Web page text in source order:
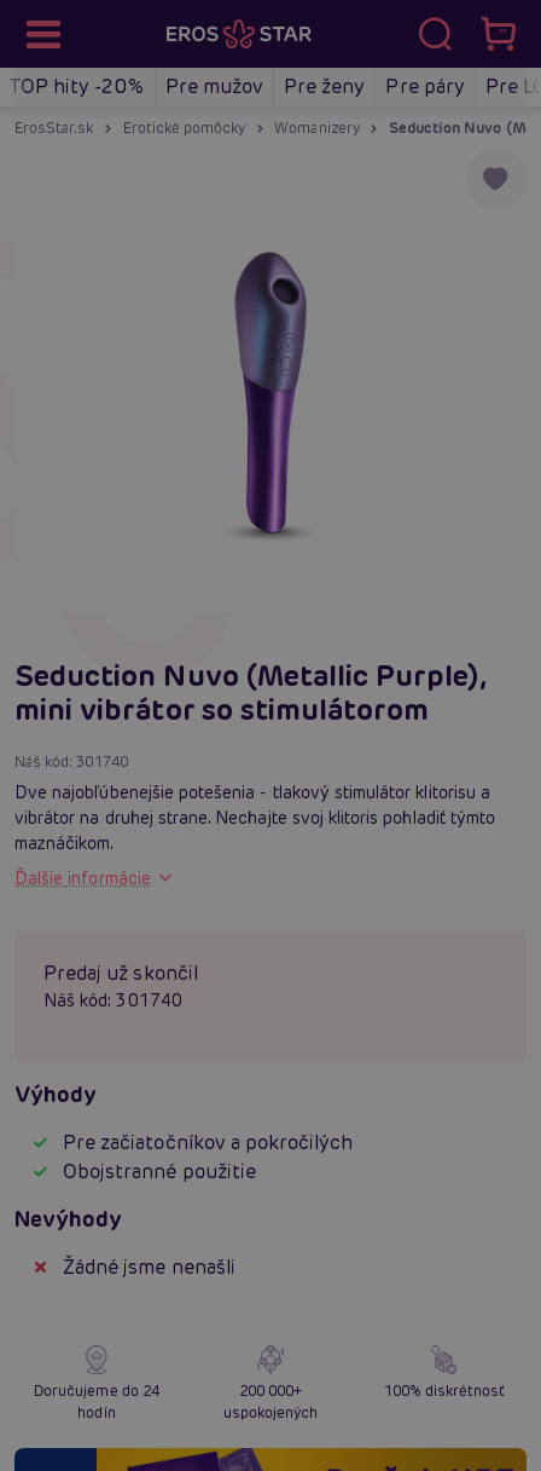
TOP hity -20% Pre mužov Pre ženy Pre páry Pre
ErosStar.sk Erotické pomôcky Womanizery Seduction Nuvo
Seduction Nuvo (Metallic Purple),
mini vibrátor so stimulátorom
Náš kód:301740
Dve najobľúbenejšie potešenia - tlakový stimulátor klitorisu a
vibrátor na druhej strane. Nechajte svoj klitoris pohladiť týmto
maznáčikom.
Ďalšie informácie
Predaj už skončil
Náš kód: 301740
Výhody
Pre začiatočníkov a pokročilých
Obojstranné použitie
Nevýhody
Žádné jsme nenašli
Doručujeme do 24
hodín
200 000+
uspokojených
100% diskrétnosť